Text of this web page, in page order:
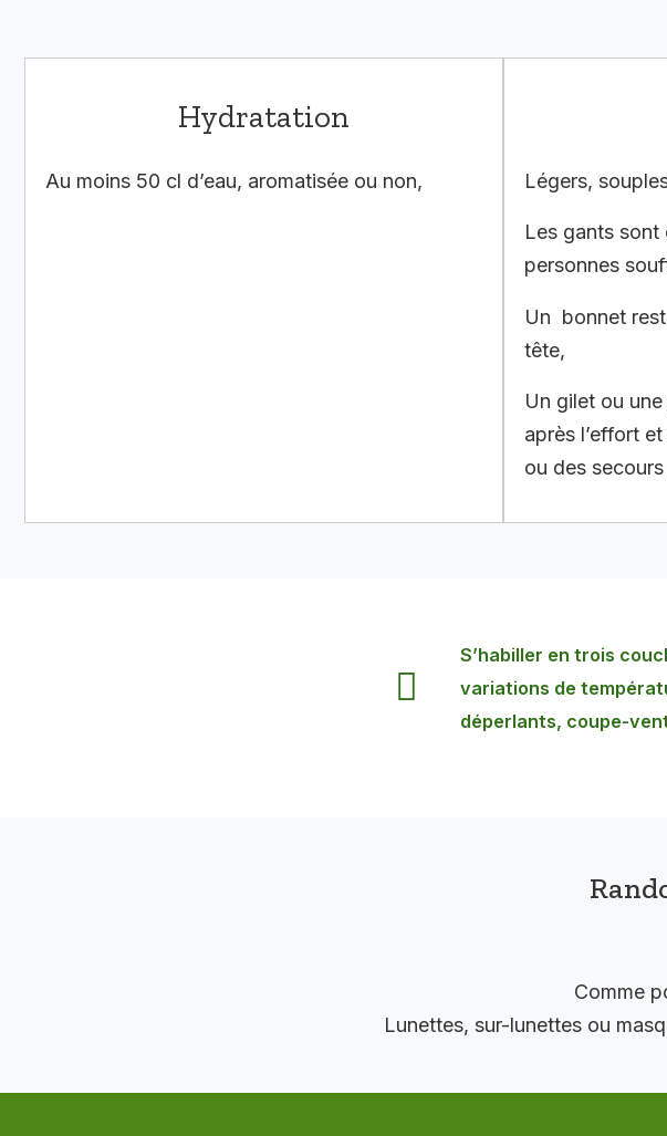
Hydratation
Au moins 50 cl d’eau, aromatisée ou non, Légers,
Les gants sont
personnes
Un bonnet
tête,
Un gilet ou
après l’effort
ou des
S’habiller en trois
variations de
déperlants, coupe-
Comme
Lunettes, sur-lunettes ou